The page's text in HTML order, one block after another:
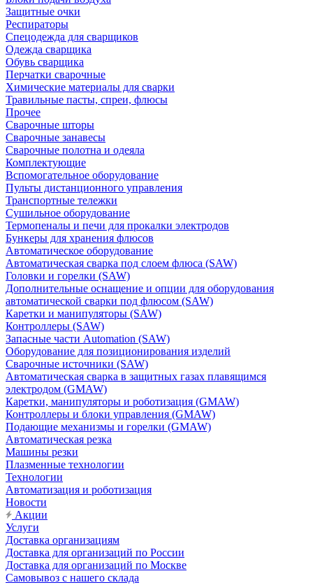
Защитные очки
Респираторы
Спецодежда для сварщиков
Одежда сварщика
Обувь сварщика
Перчатки сварочные
Химические материалы для сварки
Травильные пасты, спреи, флюсы
Прочее
Сварочные шторы
Сварочные занавесы
Сварочные полотна и одеяла
Комплектующие
Вспомогательное оборудование
Пульты дистанционного управления
Транспортные тележки
Сушильное оборудование
Термопеналы и печи для прокалки электродов
Бункеры для хранения флюсов
Автоматическое оборудование
Автоматическая сварка под слоем флюса (SAW)
Головки и горелки (SAW)
Дополнительные оснащение и опции для оборудования
автоматической сварки под флюсом (SAW)
Каретки и манипуляторы (SAW)
Контроллеры (SAW)
Запасные части Automation (SAW)
Оборудование для позиционирования изделий
Сварочные источники (SAW)
Автоматическая сварка в защитных газах плавящимся
электродом (GMAW)
Каретки, манипуляторы и роботизация (GMAW)
Контроллеры и блоки управления (GMAW)
Подающие механизмы и горелки (GMAW)
Автоматическая резка
Машины резки
Плазменные технологии
Технологии
Автоматизация и роботизация
Новости
Акции
Услуги
Доставка организациям
Доставка для организаций по России
Доставка для организаций по Москве
Самовывоз с нашего склада